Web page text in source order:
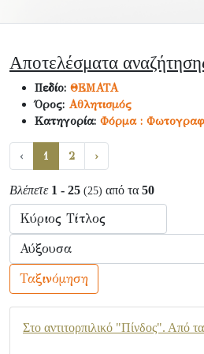
Αποτελέσματα
Πεδίο: ΘΕΜΑΤΑ
Όρος: Αθλητισμός
Κατηγορία: Φόρμα :
‹ 1 2 ›
Βλέπετε 1 - 25 (25) από τα 50
Ταξινόμηση
Στο αντιτορπιλικό "Πίνδος". Από